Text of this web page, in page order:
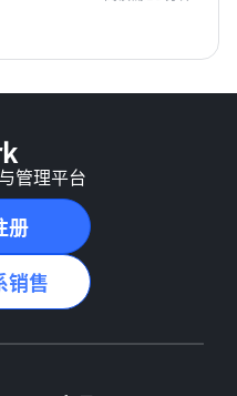
管理平台
册
销售